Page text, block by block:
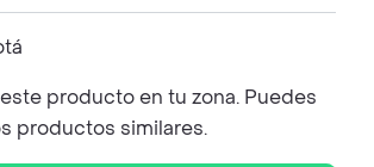
producto en tu zona. Puedes
productos similares.